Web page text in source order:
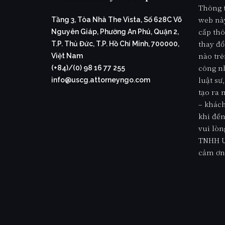
quá
hạn
tại
Kỳ”
Tầng 3, Tòa Nhà The Vista, Số 628C Võ
Nguyên Giáp, Phường An Phú, Quận 2,
T.P. Thủ Đức, T.P. Hồ Chí Minh, 700000,
Việt Nam
(+84)/(0) 98 16 77 255
info@uscg.attorneyngo.com
Thông
web
cấp
thay
nào
công
luật
tạo ra
–
khi
vui
TNHH
cảm